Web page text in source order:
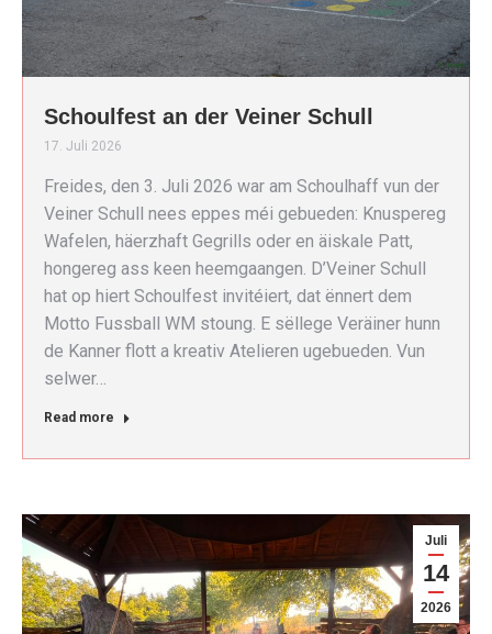
Schoulfest an der Veiner Schull
17. Juli 2026
Freides, den 3. Juli 2026 war am Schoulhaff vun der
Veiner Schull nees eppes méi gebueden: Knuspereg
Wafelen, häerzhaft Gegrills oder en äiskale Patt,
hongereg ass keen heemgaangen. D’Veiner Schull
hat op hiert Schoulfest invitéiert, dat ënnert dem
Motto Fussball WM stoung. E sëllege Veräiner hunn
de Kanner flott a kreativ Atelieren ugebueden. Vun
selwer…
Read more
Juli
14
2026